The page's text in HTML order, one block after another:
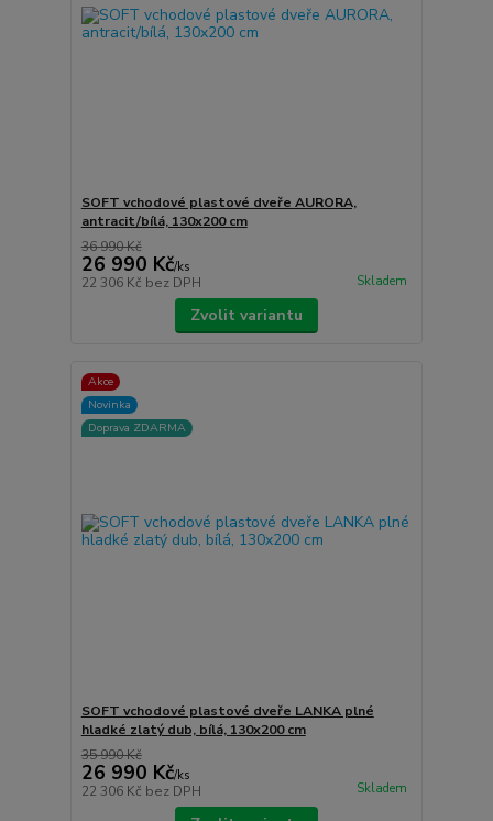
SOFT vchodové plastové dveře AURORA,
antracit/bílá, 130x200 cm
36 990 Kč
26 990 Kč/ks
22 306 Kč bez DPH Skladem
Zvolit variantu
Akce
Novinka
Doprava ZDARMA
SOFT vchodové plastové dveře LANKA plné
hladké zlatý dub, bílá, 130x200 cm
35 990 Kč
26 990 Kč/ks
22 306 Kč bez DPH Skladem